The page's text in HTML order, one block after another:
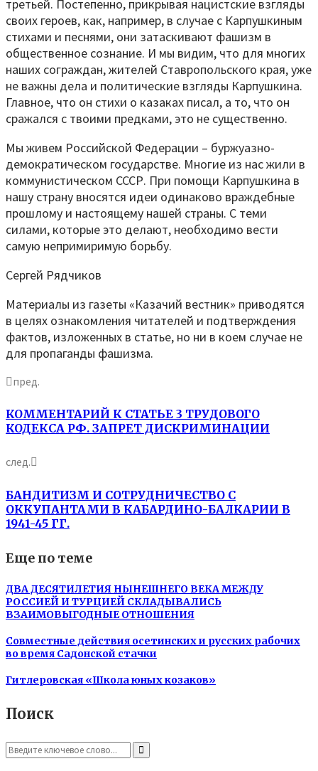
третьей. Постепенно, прикрывая нацистские взгляды
своих героев, как, например, в случае с Карпушкиным
стихами и песнями, они затаскивают фашизм в
общественное сознание. И мы видим, что для многих
наших сограждан, жителей Ставропольского края, уже
не важны дела и политические взгляды Карпушкина.
Главное, что он стихи о казаках писал, а то, что он
сражался с твоими предками, это не существенно.
Мы живем Российской Федерации – буржуазно-
демократическом государстве. Многие из нас жили в
коммунистическом СССР. При помощи Карпушкина в
нашу страну вносятся идеи одинаково враждебные
прошлому и настоящему нашей страны. С теми
силами, которые это делают, необходимо вести
самую непримиримую борьбу.
Сергей Рядчиков
Материалы из газеты «Казачий вестник» приводятся
в целях ознакомления читателей и подтверждения
фактов, изложенных в статье, но ни в коем случае не
для пропаганды фашизма.
пред.
КОММЕНТАРИЙ К СТАТЬЕ 3 ТРУДОВОГО
КОДЕКСА РФ. ЗАПРЕТ ДИСКРИМИНАЦИИ
след.
БАНДИТИЗМ И СОТРУДНИЧЕСТВО С
ОККУПАНТАМИ В КАБАРДИНО-БАЛКАРИИ В
1941-45 ГГ.
Еще по теме
ДВА ДЕСЯТИЛЕТИЯ НЫНЕШНЕГО ВЕКА МЕЖДУ
РОССИЕЙ И ТУРЦИЕЙ СКЛАДЫВАЛИСЬ
ВЗАИМОВЫГОДНЫЕ ОТНОШЕНИЯ
Совместные действия осетинских и русских рабочих
во время Садонской стачки
Гитлеровская «Школа юных козаков»
Поиск
Search
for:
Search